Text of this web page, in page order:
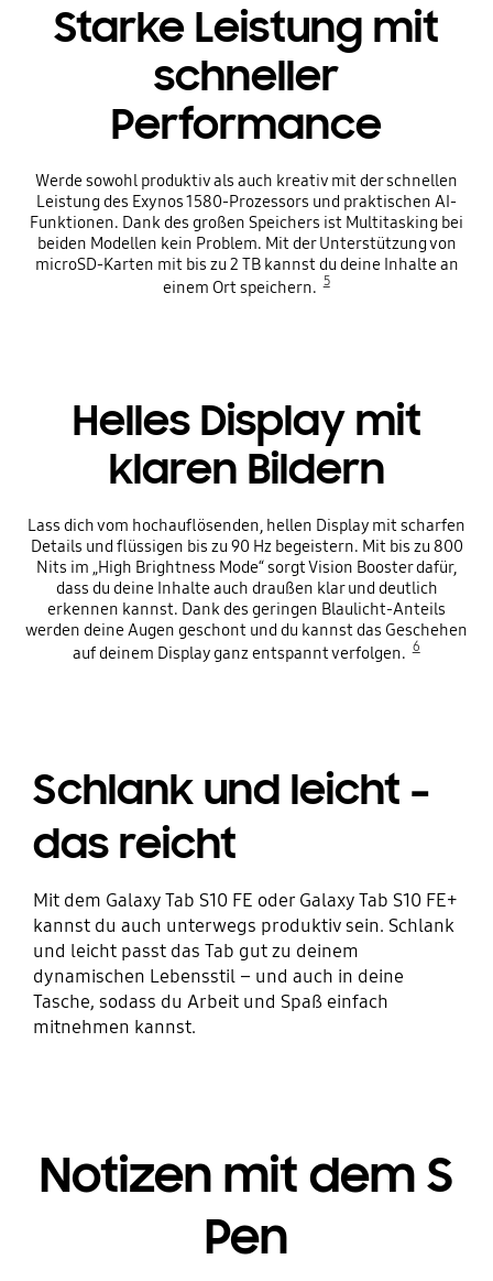
Starke Leistung mit
schneller
Performance
Werde sowohl produktiv als auch kreativ mit der schnellen
Leistung des Exynos 1580-Prozessors und praktischen AI-
Funktionen. Dank des großen Speichers ist Multitasking bei
beiden Modellen kein Problem. Mit der Unterstützung von
microSD-Karten mit bis zu 2 TB kannst du deine Inhalte an
einem Ort speichern. 5
Helles Display mit
klaren Bildern
Lass dich vom hochauflösenden, hellen Display mit scharfen
Details und flüssigen bis zu 90 Hz begeistern. Mit bis zu 800
Nits im „High Brightness Mode“ sorgt Vision Booster dafür,
dass du deine Inhalte auch draußen klar und deutlich
erkennen kannst. Dank des geringen Blaulicht-Anteils
werden deine Augen geschont und du kannst das Geschehen
auf deinem Display ganz entspannt verfolgen. 6
Schlank und leicht –
das reicht
Mit dem Galaxy Tab S10 FE oder Galaxy Tab S10 FE+
kannst du auch unterwegs produktiv sein. Schlank
und leicht passt das Tab gut zu deinem
dynamischen Lebensstil – und auch in deine
Tasche, sodass du Arbeit und Spaß einfach
mitnehmen kannst.
Notizen mit dem S
Pen